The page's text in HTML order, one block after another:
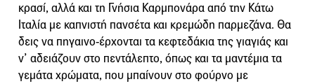
κρασί, αλλά και τη Γνήσια Καρμπονάρα από την Κάτω
Ιταλία με καπνιστή πανσέτα και κρεμώδη παρμεζάνα. Θα
δεις να πηγαινο-έρχονται τα κεφτεδάκια της γιαγιάς και
ν’ αδειάζουν στο πεντάλεπτο, όπως και τα μαντέμια τα
γεμάτα χρώματα, που μπαίνουν στο φούρνο με